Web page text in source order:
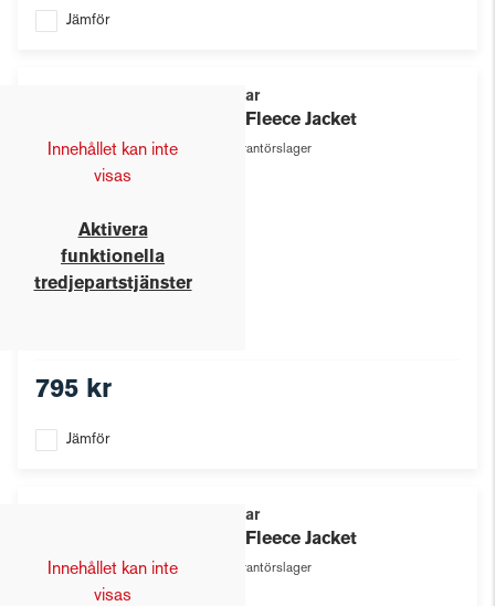
Jämför
Innehållet kan inte
visas
Aktivera
funktionella
tredjepartstjänster
Texstar
Pile Fleece Jacket
Leverantörslager
795 kr
Jämför
Innehållet kan inte
visas
Texstar
Pile Fleece Jacket
Leverantörslager